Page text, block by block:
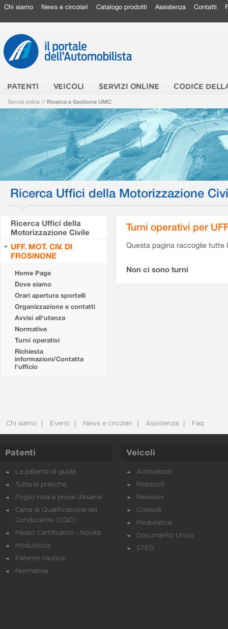
Chi siamo News e circolari Catalogo prodotti Assistenza Contatti
PATENTI VEICOLI SERVIZI ONLINE CODICE
Servizi online // Ricerca e Gestione UMC
Ricerca Uffici della Motorizzazione
Ricerca Uffici della
Motorizzazione Civile
UFF. MOT. CIV. DI
FROSINONE
Home Page
Dove siamo
Orari apertura sportelli
Organizzazione e contatti
Avvisi all'utenza
Normative
Turni operativi
Richiesta
informazioni/Contatta
l'ufficio
Turni operativi per
Questa pagina raccoglie tutte
Non ci sono turni
Chi siamo Eventi News e circolari Assistenza Faq
Patenti
La patente di guida
Tutte le pratiche
Foglio rosa e prove d’esame
Carta di Qualificazione del
Conducente (CQC)
Medici Certificatori - Novità
Modulistica
Patente nautica
Normativa
Veicoli
Autoveicoli
Motocicli
Revisioni
Collaudi
Modulistica
Documento Unico
STED